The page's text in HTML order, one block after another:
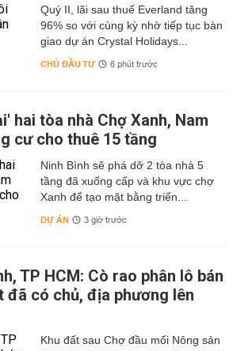
Quý II, lãi sau thuế Everland tăng
96% so với cùng kỳ nhờ tiếp tục bàn
giao dự án Crystal Holidays...
CHỦ ĐẦU TƯ 6 phút trước
hai tòa nhà Chợ Xanh, Nam
cư cho thuê 15 tầng
Ninh Bình sẽ phá dỡ 2 tòa nhà 5
tầng đã xuống cấp và khu vực chợ
Xanh để tạo mặt bằng triển...
DỰ ÁN 3 giờ trước
TP HCM: Cò rao phân lô bán
đã có chủ, địa phương lên
Khu đất sau Chợ đầu mối Nông sản